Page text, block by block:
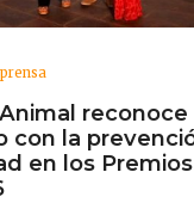
reconoce
con la
en los